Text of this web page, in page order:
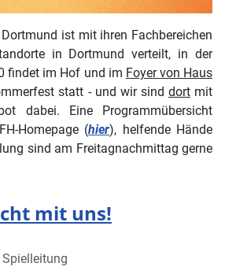
ist mit ihren Fachbereichen
in Dortmund verteilt, in der
findet im Hof und im Foyer von Haus
statt - und wir sind dortmit
dabei. Eine Programmübersicht
Homepage (hier), helfende Hände
sind am Freitagnachmittag gerne
mit uns!
Spielleitung